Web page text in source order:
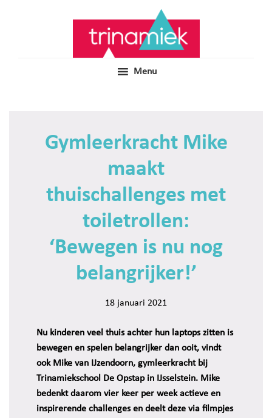
Menu
Gymleerkracht Mike
maakt
thuischallenges met
toiletrollen:
‘Bewegen is nu nog
belangrijker!’
18 januari 2021
Nu kinderen veel thuis achter hun laptops zitten is
bewegen en spelen belangrijker dan ooit, vindt
ook Mike van IJzendoorn, gymleerkracht bij
Trinamiekschool De Opstap in IJsselstein. Mike
bedenkt daarom vier keer per week actieve en
inspirerende challenges en deelt deze via filmpjes